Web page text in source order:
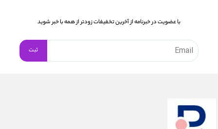
با عضویت در خبرنامه از آخرین تخفیفات زودتر از همه با خبر شوید